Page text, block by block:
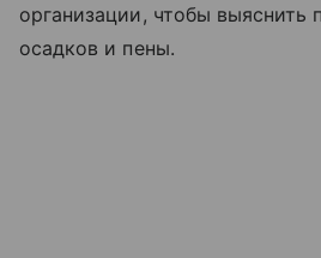
организации, чтобы выяснить
осадков и пены.